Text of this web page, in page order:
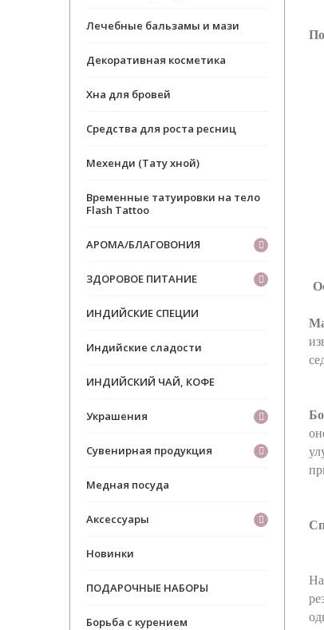
Лечебные бальзамы и мази
Декоративная косметика
Хна для бровей
Средства для роста ресниц
Мехенди (Тату хной)
Временные татуировки на тело
Flash Tattoo
АРОМА/БЛАГОВОНИЯ
ЗДОРОВОЕ ПИТАНИЕ
ИНДИЙСКИЕ СПЕЦИИ
Индийские сладости
ИНДИЙСКИЙ ЧАЙ, КОФЕ
Украшения
Сувенирная продукция
Медная посуда
Аксессуары
Новинки
ПОДАРОЧНЫЕ НАБОРЫ
Борьба с курением